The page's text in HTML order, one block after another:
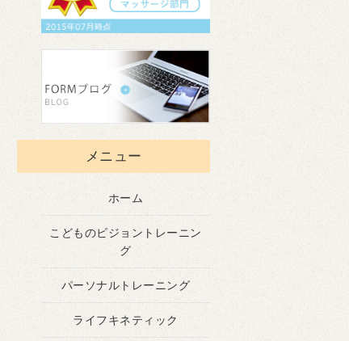
メニュー
ホーム
こどものビジョントレーニン
グ
パーソナルトレーニング
ライフキネティック